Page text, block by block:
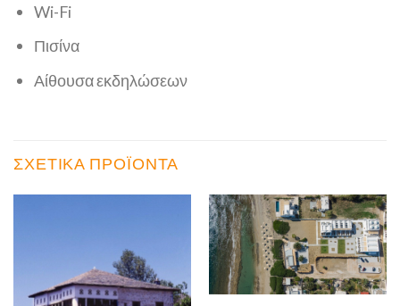
Wi-Fi
Πισίνα
Αίθουσα εκδηλώσεων
ΣΧΕΤΙΚΆ ΠΡΟΪΌΝΤΑ